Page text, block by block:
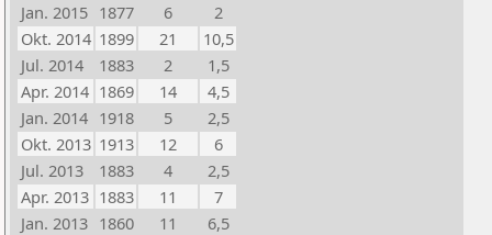
Jan. 2015 1877 6
2
Okt. 2014 1899 21
10,5
Jul. 2014
1883 2
1,5
Apr. 2014 1869 14
4,5
Jan. 2014 1918 5
2,5
Okt. 2013 1913 12
6
Jul. 2013
1883 4
2,5
Apr. 2013 1883 11
7
Jan. 2013 1860 11
6,5